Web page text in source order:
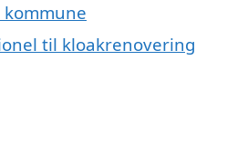
til kloakrenovering